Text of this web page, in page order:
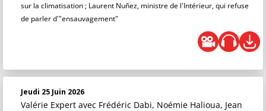
sur la climatisation ; Laurent Nuñez, ministre de l'Intérieur, qui refuse
de parler d'"ensauvagement"
Jeudi 25 Juin 2026
Valérie Expert avec Frédéric Dabi, Noémie Halioua, Jean